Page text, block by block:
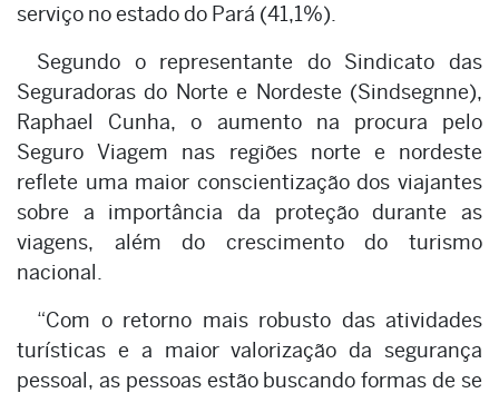
serviço no estado do Pará (41,1%).
Segundo o representante do Sindicato das
Seguradoras do Norte e Nordeste (Sindsegnne),
Raphael Cunha, o aumento na procura pelo
Seguro Viagem nas regiões norte e nordeste
reflete uma maior conscientização dos viajantes
sobre a importância da proteção durante as
viagens, além do crescimento do turismo
nacional.
“Com o retorno mais robusto das atividades
turísticas e a maior valorização da segurança
pessoal, as pessoas estão buscando formas de se